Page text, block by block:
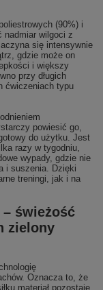
(90%) i
nadmiar wilgoci z
się intensywnie
gdzie może on
i większy
przy długich
ćwiczeniach typu
powiesić go,
do użytku. Jest
razy w tygodniu,
wypady, gdzie nie
i suszenia. Dzięki
treningi, jak i na
świeżość
zielony
Oznacza to, że
materiał pozostaje